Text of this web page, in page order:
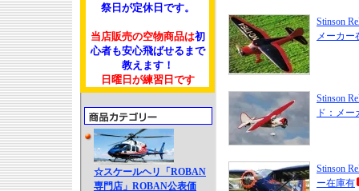
祭日が定休日です。
当店販売の空物商品は初
心者も安心飛ばせるまで
教えます！
日曜日が練習日です
☆スケールヘリ「ROBAN
専門店」ROBAN公表価
Stinson
メーカー
Stinson
ド：メ
Stinson
ー在庫有